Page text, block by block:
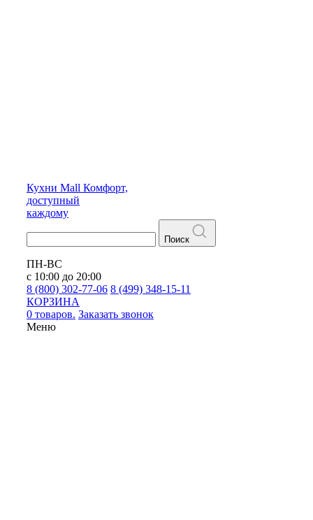
Кухни Mall Комфорт,
доступный
каждому
Поиск
ПН-ВС
с 10:00 до 20:00
8 (800) 302-77-06 8 (499) 348-15-11
КОРЗИНА
0 товаров. Заказать звонок
Меню